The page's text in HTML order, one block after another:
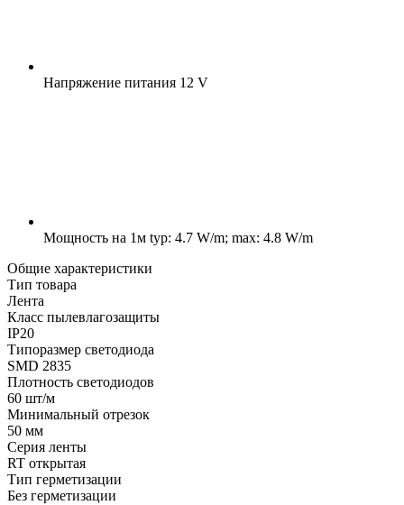
Напряжение питания 12 V
Мощность на 1м typ: 4.7 W/m; max: 4.8 W/m
Общие характеристики
Тип товара
Лента
Класс пылевлагозащиты
IP20
Типоразмер светодиода
SMD 2835
Плотность светодиодов
60 шт/м
Минимальный отрезок
50 мм
Серия ленты
RT открытая
Тип герметизации
Без герметизации